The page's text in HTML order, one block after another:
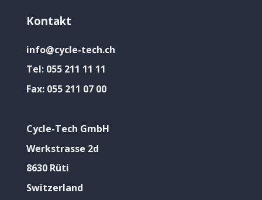
Kontakt
info@cycle-tech.ch
Tel: 055 211 11 11
Fax: 055 211 07 00
Cycle-Tech GmbH
Werkstrasse 2d
8630 Rüti
Switzerland